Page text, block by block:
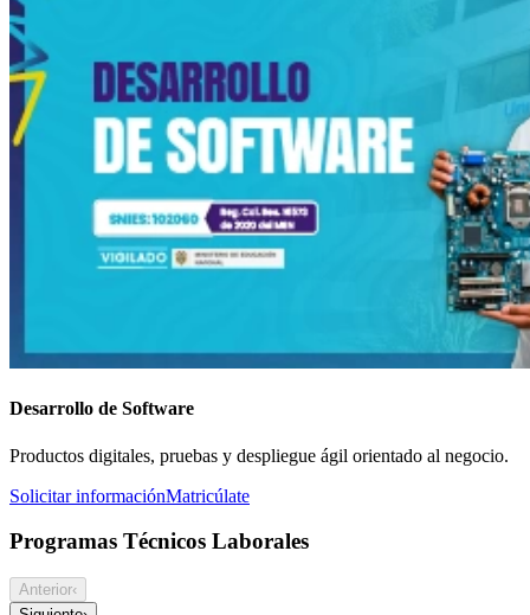
Desarrollo de Software
Productos digitales, pruebas y despliegue ágil orientado al negocio.
Solicitar informaciónMatricúlate
Programas Técnicos Laborales
Anterior‹